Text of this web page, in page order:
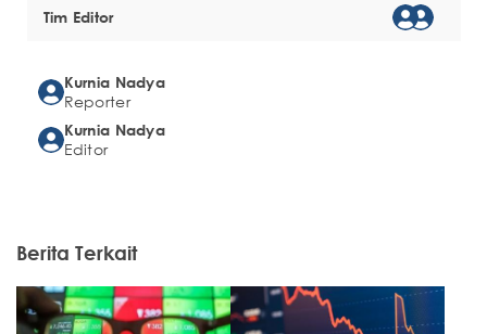
Tim Editor
Kurnia Nadya
Reporter
Kurnia Nadya
Editor
Berita Terkait